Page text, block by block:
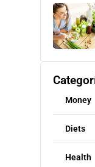
Money
Diets
Health